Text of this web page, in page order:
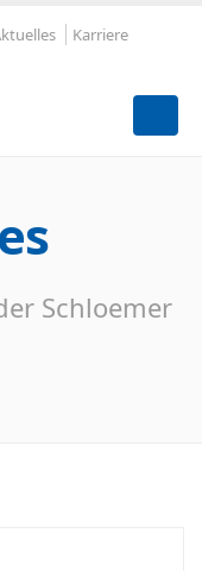
Karriere
Schloemer